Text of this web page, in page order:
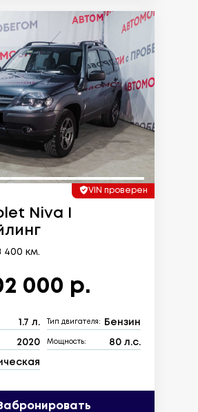
VIN проверен
Niva I
400 км.
000 р.
1.7 л. Тип двигателя: Бензин
2020 Мощность: 80 л.с.